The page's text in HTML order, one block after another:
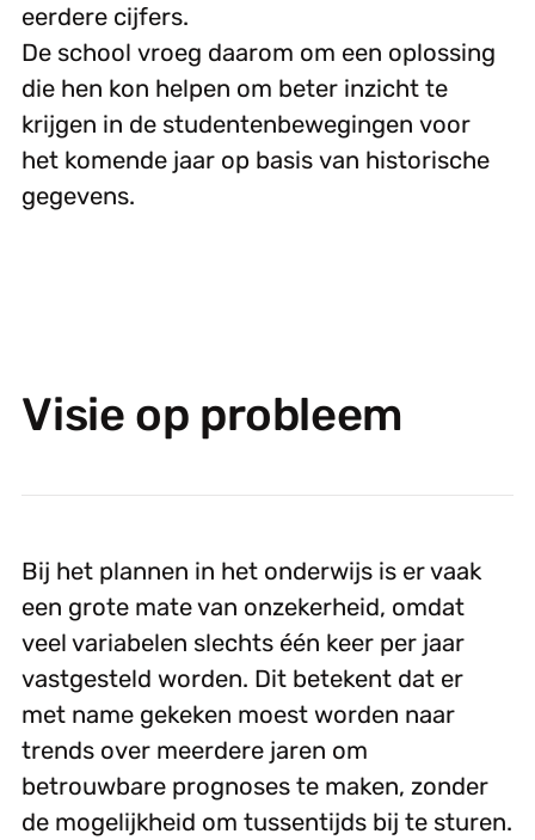
eerdere cijfers.
De school vroeg daarom om een oplossing
die hen kon helpen om beter inzicht te
krijgen in de studentenbewegingen voor
het komende jaar op basis van historische
gegevens.
Visie op probleem
Bij het plannen in het onderwijs is er vaak
een grote mate van onzekerheid, omdat
veel variabelen slechts één keer per jaar
vastgesteld worden. Dit betekent dat er
met name gekeken moest worden naar
trends over meerdere jaren om
betrouwbare prognoses te maken, zonder
de mogelijkheid om tussentijds bij te sturen.